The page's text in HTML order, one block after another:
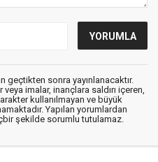
geçtikten sonra yayınlanacaktır.
imalar, inançlara saldırı içeren,
kullanılmayan ve büyük
Yapılan yorumlardan
şekilde sorumlu tutulamaz.